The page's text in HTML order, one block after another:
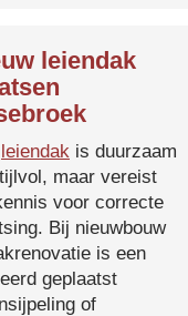
leiendak
leiendak is duurzaam
maar vereist
voor correcte
Bij nieuwbouw
is een
geplaatst
of